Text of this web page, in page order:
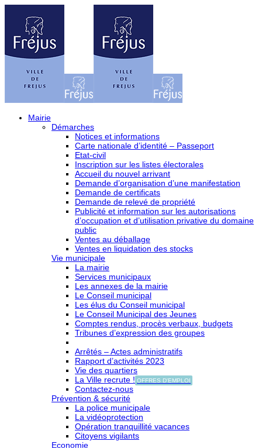
Mairie
Démarches
Notices et informations
Carte nationale d’identité – Passeport
Etat-civil
Inscription sur les listes électorales
Accueil du nouvel arrivant
Demande d’organisation d’une manifestation
Demande de certificats
Demande de relevé de propriété
Publicité et information sur les autorisations
d’occupation et d’utilisation privative du domaine
public
Ventes au déballage
Ventes en liquidation des stocks
Vie municipale
La mairie
Services municipaux
Les annexes de la mairie
Le Conseil municipal
Les élus du Conseil municipal
Le Conseil Municipal des Jeunes
Comptes rendus, procès verbaux, budgets
Tribunes d’expression des groupes
Arrêtés – Actes administratifs
Rapport d’activités 2023
Vie des quartiers
La Ville recrute ! OFFRES D'EMPLOI
Contactez-nous
Prévention & sécurité
La police municipale
La vidéoprotection
Opération tranquillité vacances
Citoyens vigilants
Economie